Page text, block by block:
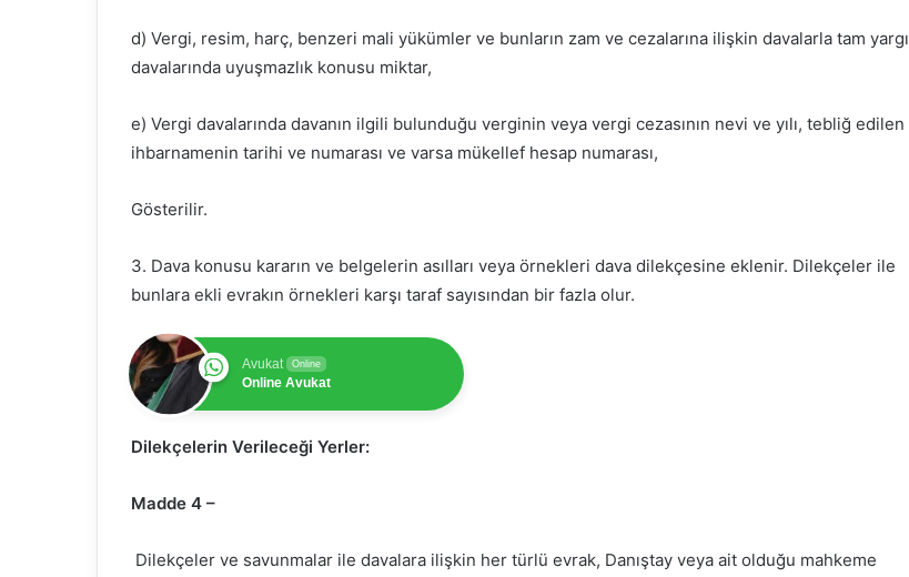
d) Vergi, resim, harç, benzeri mali yükümler ve bunların zam ve cezalarına ilişkin davalarla tam yargı
davalarında uyuşmazlık konusu miktar,
e) Vergi davalarında davanın ilgili bulunduğu verginin veya vergi cezasının nevi ve yılı, tebliğ edilen
ihbarnamenin tarihi ve numarası ve varsa mükellef hesap numarası,
Gösterilir.
3. Dava konusu kararın ve belgelerin asılları veya örnekleri dava dilekçesine eklenir. Dilekçeler ile
bunlara ekli evrakın örnekleri karşı taraf sayısından bir fazla olur.
Avukat Online
Online Avukat
Dilekçelerin Verileceği Yerler:
Madde 4 –
Dilekçeler ve savunmalar ile davalara ilişkin her türlü evrak, Danıştay veya ait olduğu mahkeme